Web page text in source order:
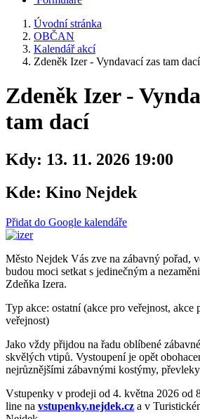
Úvodní stránka
OBČAN
Kalendář akcí
Zdeněk Izer - Vyndavací zas tam dací
Zdeněk Izer -
tam dací
Kdy: 13. 11. 2026 19:00
Kde: Kino Nejdek
Přidat do Google kalendáře
Město Nejdek Vás zve na zábavný pořad,
budou moci setkat s jedinečným a
Zdeňka Izera.
Typ akce: ostatní (akce pro veřejnost, akce
veřejnost)
Jako vždy přijdou na řadu oblíbené
skvělých vtipů. Vystoupení je opět
nejrůznějšími zábavnými kostýmy,
Vstupenky v prodeji od 4. května 2026 od
line na vstupenky.nejdek.cz a v